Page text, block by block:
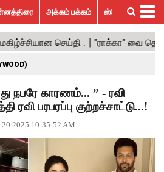
அக்கம் பக்கம் ஸ்பெஷல் ஸ்டோரீஸ்
நபரே காரணம்... ” - ரவி
ரவி பரபரப்பு குற்றச்சாட்டு...!
2025 10:35:52 AM